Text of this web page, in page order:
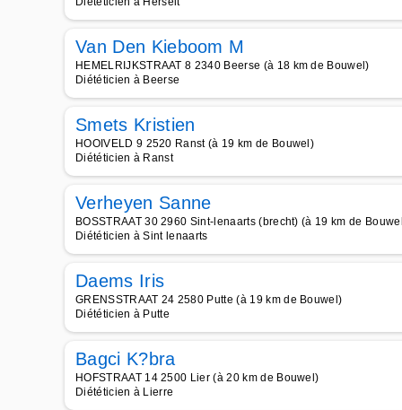
Van Den Kieboom M
HEMELRIJKSTRAAT 8 2340 Beerse (à 18 km de Bouwel)
Diététicien à Beerse
Smets Kristien
HOOIVELD 9 2520 Ranst (à 19 km de Bouwel)
Diététicien à Ranst
Verheyen Sanne
BOSSTRAAT 30 2960 Sint-lenaarts (brecht) (à 19 km de
Diététicien à Sint lenaarts
Daems Iris
GRENSSTRAAT 24 2580 Putte (à 19 km de Bouwel)
Diététicien à Putte
Bagci K?bra
HOFSTRAAT 14 2500 Lier (à 20 km de Bouwel)
Diététicien à Lierre